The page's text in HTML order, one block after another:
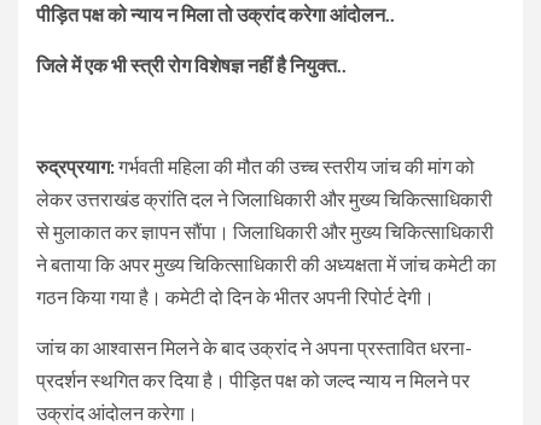
पीड़ित पक्ष को न्याय न मिला तो उक्रांद करेगा आंदोलन..
जिले में एक भी स्त्री रोग विशेषज्ञ नहीं है नियुक्त..
रुद्रप्रयाग:गर्भवती महिला की मौत की उच्च स्तरीय जांच की मांग को
लेकर उत्तराखंड क्रांति दल ने जिलाधिकारी और मुख्य चिकित्साधिकारी
से मुलाकात कर ज्ञापन सौंपा। जिलाधिकारी और मुख्य चिकित्साधिकारी
ने बताया कि अपर मुख्य चिकित्साधिकारी की अध्यक्षता में जांच कमेटी का
गठन किया गया है। कमेटी दो दिन के भीतर अपनी रिपोर्ट देगी।
जांच का आश्वासन मिलने के बाद उक्रांद ने अपना प्रस्तावित धरना-
प्रदर्शन स्थगित कर दिया है। पीड़ित पक्ष को जल्द न्याय न मिलने पर
उक्रांद आंदोलन करेगा।